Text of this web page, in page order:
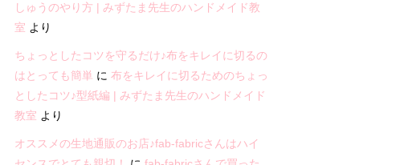
しゅうのやり方 | みずたま先生のハンドメイド教
室 より
ちょっとしたコツを守るだけ♪布をキレイに切るの
はとっても簡単 に 布をキレイに切るためのちょっ
としたコツ♪型紙編 | みずたま先生のハンドメイド
教室 より
オススメの生地通販のお店♪fab-fabricさんはハイ